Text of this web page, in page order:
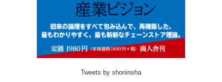
Tweets by shoninsha